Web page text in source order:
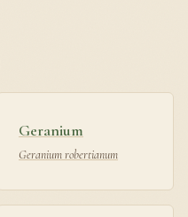
Geranium
Geranium robertianum